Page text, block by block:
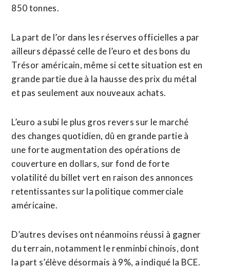
850 tonnes.
La part de l’or dans les réserves officielles a par
ailleurs dépassé celle de ​l’euro et des bons du
Trésor américain, même si cette situation est en
grande partie due à la hausse des prix du métal
et pas seulement aux nouveaux achats.
L’euro a subi le plus gros revers sur le marché
des changes quotidien, dû en grande partie à
une forte augmentation des opérations de
couverture en dollars, sur fond de forte
volatilité du billet vert en raison des annonces
retentissantes sur la politique commerciale
américaine.
D’autres ⁠devises ont néanmoins réussi à gagner
du terrain, notamment le renminbi chinois, dont
la part s’élève désormais à 9%, a indiqué la BCE.